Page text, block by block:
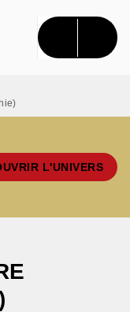
L'UNIVERS